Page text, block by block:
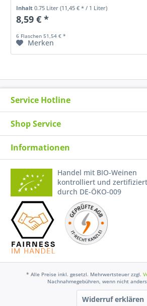
Inhalt0.75 Liter(11,45 € * / 1 Liter)
8,59 € *
6 Flaschen 51,54 € *
Merken
Service Hotline
Shop Service
Informationen
Handel mit BIO-Weinen
kontrolliert und zertifiziert
durch DE-ÖKO-009
* Alle Preise inkl. gesetzl. Mehrwertsteuer zzgl.
Nachnahmegebühren, wenn nicht
Widerruf erklären